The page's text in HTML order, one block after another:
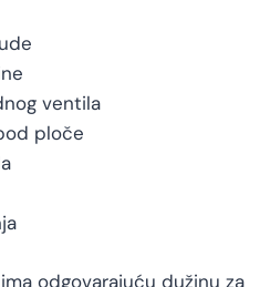
ventila
ploče
odgovarajuću dužinu za